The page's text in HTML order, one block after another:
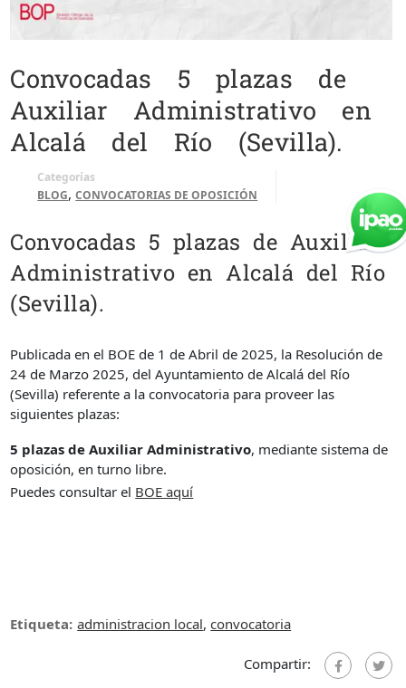
Convocadas 5 plazas de
Auxiliar Administrativo en
Alcalá del Río (Sevilla).
Categorías
BLOG,CONVOCATORIAS DE OPOSICIÓN
Convocadas 5 plazas de Auxiliar
Administrativo en Alcalá del Río
(Sevilla).
Publicada en el BOE de 1 de Abril de 2025, la Resolución de
24 de Marzo 2025, del Ayuntamiento de Alcalá del Río
(Sevilla) referente a la convocatoria para proveer las
siguientes plazas:
5 plazas de Auxiliar Administrativo, mediante sistema de
oposición, en turno libre.
Puedes consultar el BOE aquí
Etiqueta: administracion local,convocatoria
Compartir: